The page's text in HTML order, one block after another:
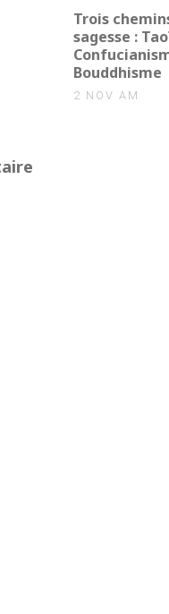
0
Trois
sagesse :
Bouddhisme
2 NOV AM